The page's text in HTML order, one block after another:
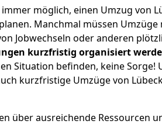
immer möglich, einen Umzug von
Manchmal müssen Umzüge
Jobwechseln oder anderen
kurzfristig organisiert
Situation befinden, keine Sorge!
kurzfristige Umzüge von
über ausreichende Ressourcen